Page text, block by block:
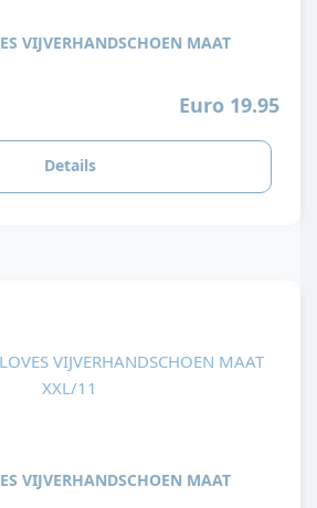
VIJVERHANDSCHOEN MAAT
Euro 19.95
Details
VIJVERHANDSCHOEN MAAT